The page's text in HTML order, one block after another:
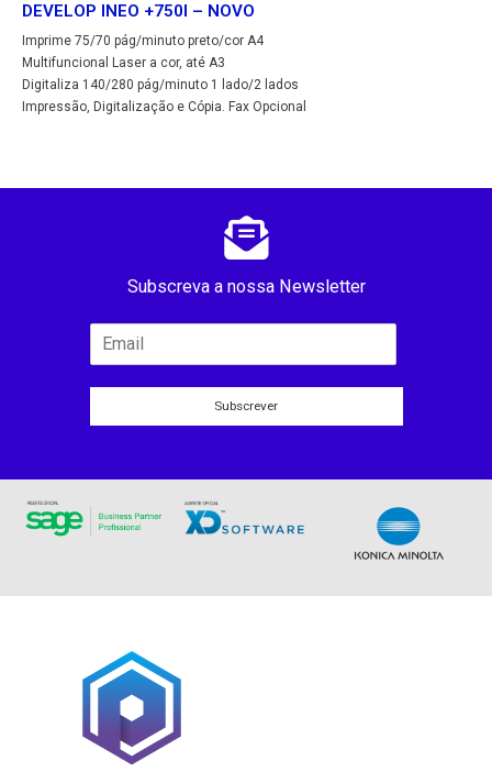
DEVELOP INEO +750I – NOVO
Imprime 75/70 pág/minuto preto/cor A4
Multifuncional Laser a cor, até A3
Digitaliza 140/280 pág/minuto 1 lado/2 lados
Impressão, Digitalização e Cópia. Fax Opcional
Subscreva a nossa Newsletter
Subscrever